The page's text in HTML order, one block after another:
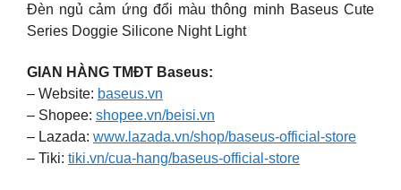
Đèn ngủ cảm ứng đổi màu thông minh Baseus Cute
Series Doggie Silicone Night Light
GIAN HÀNG TMĐT Baseus:
– Website: baseus.vn
– Shopee: shopee.vn/beisi.vn
– Lazada: www.lazada.vn/shop/baseus-official-store
– Tiki: tiki.vn/cua-hang/baseus-official-store